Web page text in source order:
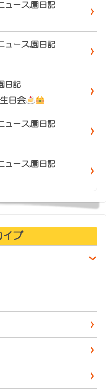
ュース,園日記
ュース,園日記
日記
日会
ュース,園日記
ュース,園日記
イブ